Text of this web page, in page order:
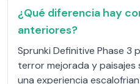
¿Qué diferencia hay
anteriores?
Sprunki Definitive Phase 3
terror mejorada y paisajes
una experiencia